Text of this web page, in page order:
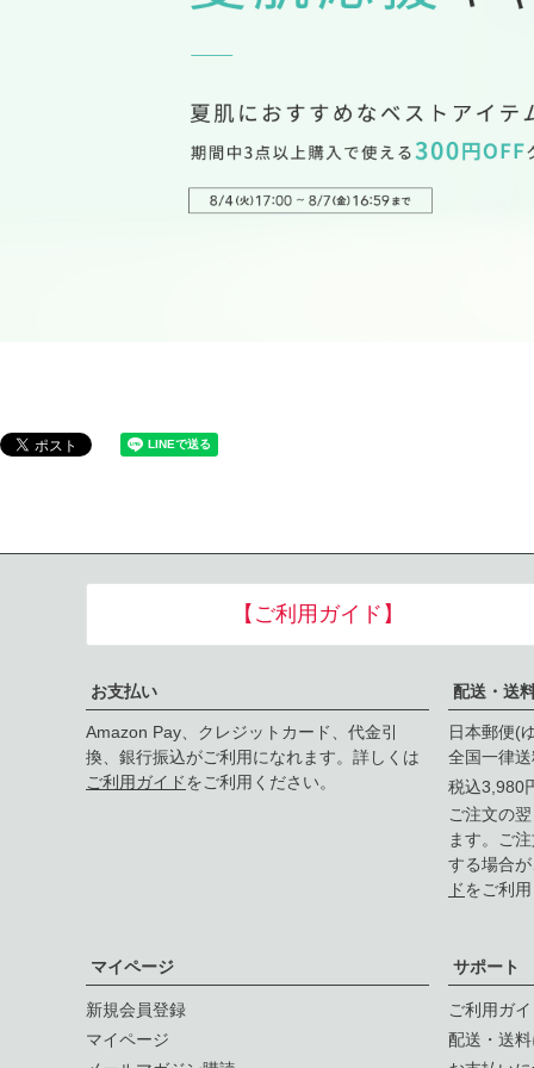
【ご利用ガイド】
お支払い
Amazon Pay、クレジットカード、代金引
換、銀行振込がご利用になれます。詳しくは
ご利用ガイドをご利用ください。
配送・送
日本郵便(
全国一律
税込3,980
ご注文の
ます。ご
する場合
ドをご利
マイページ
新規会員登録
マイページ
サポート
ご利用ガ
配送・送